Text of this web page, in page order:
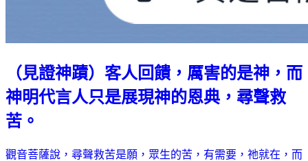
（見證神蹟）客人回饋，厲害的是神，而
神明代言人只是展現神的恩典，尋聲救
苦。
觀音菩薩說，尋聲救苦是願，眾生的苦，有需要，祂就在，而